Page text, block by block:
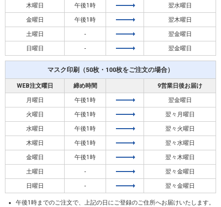
木曜日 午後1時 翌水曜日
金曜日 午後1時 翌木曜日
土曜日 - 翌金曜日
日曜日 - 翌金曜日
マスク印刷（50枚・100枚をご注文の場合）
WEB注文曜日 締め時間 9営業日後お届け
月曜日 午後1時 翌金曜日
火曜日 午後1時 翌々月曜日
水曜日 午後1時 翌々火曜日
木曜日 午後1時 翌々水曜日
金曜日 午後1時 翌々木曜日
土曜日 - 翌々金曜日
日曜日 - 翌々金曜日
午後1時までのご注文で、上記の日にご登録のご住所へお届けいたします。